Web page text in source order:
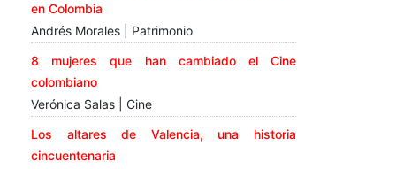
en Colombia
Andrés Morales | Patrimonio
8 mujeres que han cambiado el Cine
colombiano
Verónica Salas | Cine
Los altares de Valencia, una historia
cincuentenaria